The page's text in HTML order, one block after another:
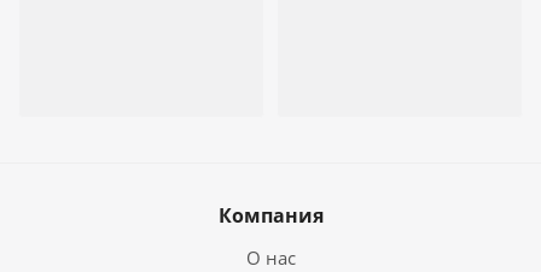
Компания
О нас